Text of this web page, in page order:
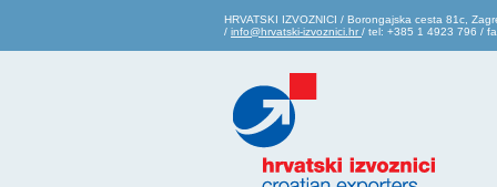
HRVATSKI IZVOZNICI / Borongajska cesta 81c,
/ info@hrvatski-izvoznici.hr / tel: +385 1 4923 796 /